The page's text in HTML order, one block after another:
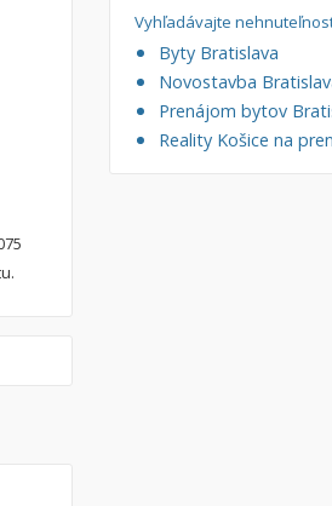
Vyhľadávajte
Byty Bratislava
Novostavba
Prenájom bytov
Reality Košice na